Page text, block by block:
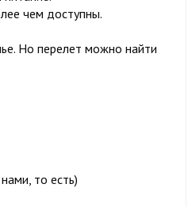
чем доступны.
Но перелет можно найти
то есть)